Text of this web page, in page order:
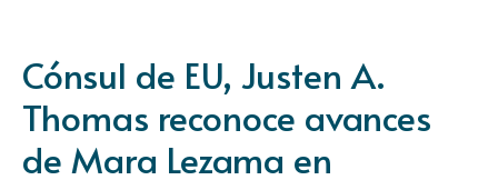
Cónsul de EU, Justen A.
Thomas reconoce avances
de Mara Lezama en